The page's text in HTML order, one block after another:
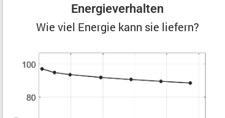
Energie­ver­halten
Wie viel Energie kann sie liefern?